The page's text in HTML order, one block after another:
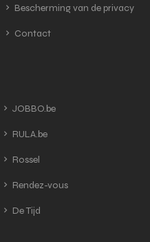
Bescherming van de privacy
Contact
JOBBO.be
RULA.be
Rossel
Rendez-vous
De Tijd